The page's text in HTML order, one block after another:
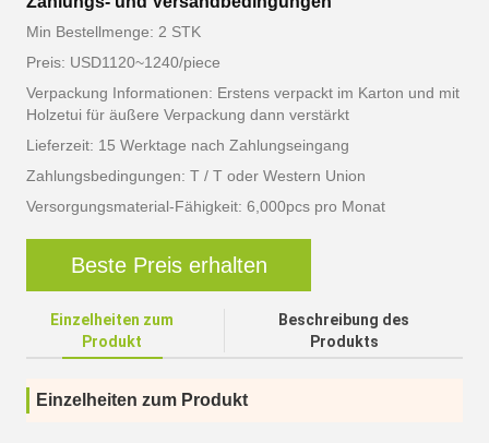
Min Bestellmenge: 2 STK
Preis: USD1120~1240/piece
Verpackung Informationen: Erstens verpackt im Karton und mit
Holzetui für äußere Verpackung dann verstärkt
Lieferzeit: 15 Werktage nach Zahlungseingang
Zahlungsbedingungen: T / T oder Western Union
Versorgungsmaterial-Fähigkeit: 6,000pcs pro Monat
Beste Preis erhalten
Einzelheiten zum
Produkt
Beschreibung des
Produkts
Einzelheiten zum Produkt